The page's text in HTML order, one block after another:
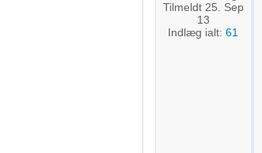
Tilmeldt 25. Sep
13
Indlæg ialt: 61